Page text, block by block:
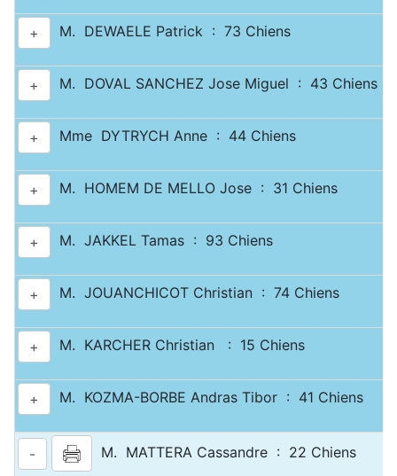
+ M. DEWAELE Patrick : 73 Chiens
+ M. DOVAL SANCHEZ Jose Miguel : 43 Chiens
+ Mme DYTRYCH Anne : 44 Chiens
+ M. HOMEM DE MELLO Jose : 31 Chiens
+ M. JAKKEL Tamas : 93 Chiens
+ M. JOUANCHICOT Christian : 74 Chiens
+ M. KARCHER Christian : 15 Chiens
+ M. KOZMA-BORBE Andras Tibor : 41 Chiens
- M. MATTERA Cassandre : 22 Chiens